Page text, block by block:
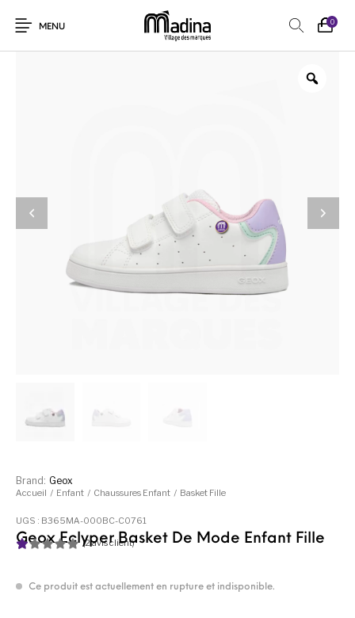
MENU
0
Accueil / Enfant / Chaussures Enfant / Basket Fille
Geox Eclyper Basket De Mode Enfant Fille
é
(2avis client)
Ce produit est actuellement en rupture et indisponible.
UGS : B365MA-000BC-C0761
Brand: Geox